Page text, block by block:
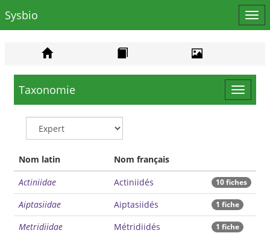
le
Sysbio
Toggle
Taxonomie
Nom latin
Nom français
Actiniidae
Actiniidés 10 fiches
Aiptasiidae Aiptasiidés 1 fiche
Metridiidae Métridiidés 1 fiche